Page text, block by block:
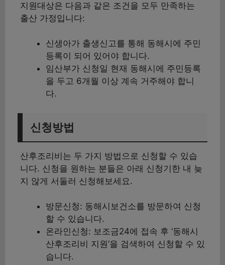
지원대상은 다음과 같은 조건을 모두 만족하는
출산 가정입니다:
신생아가 출생신고를 통해 동해시에 주민
등록이 되어 있어야 합니다.
임산부가 신청일 현재 동해시에 주민등록
을 두고 6개월 이상 계속 거주해야 합니
다.
신청방법
산후조리비는 두 가지 방법으로 신청할 수 있습
니다. 신청을 원하는 분들은 아래 신청기한 내 늦
지 않게 서둘러 신청해보세요.
방문신청: 동해시보건소를 방문하여 신청
할 수 있습니다.
온라인신청: 보조금24에 접속 후 ‘동해시
산후조리비 지원’을 검색하여 신청할 수 있
습니다.